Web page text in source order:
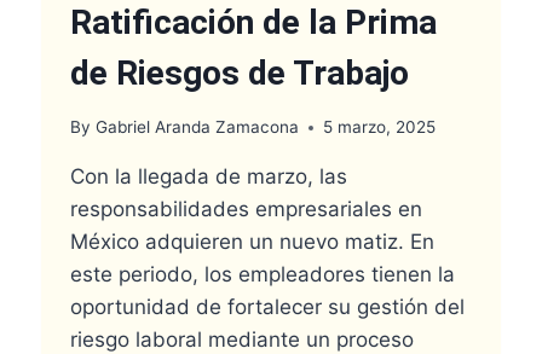
Ratificación de la Prima
de Riesgos de Trabajo
By Gabriel Aranda Zamacona 5 marzo, 2025
Con la llegada de marzo, las
responsabilidades empresariales en
México adquieren un nuevo matiz. En
este periodo, los empleadores tienen la
oportunidad de fortalecer su gestión del
riesgo laboral mediante un proceso